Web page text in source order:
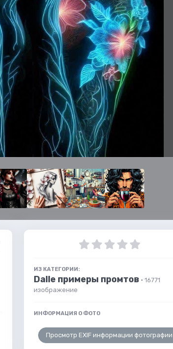
ИЗ КАТЕГОРИИ:
Dalle примеры промтов · 16771
изображение
ИНФОРМАЦИЯ О ФОТО
Просмотр EXIF информации фотографии